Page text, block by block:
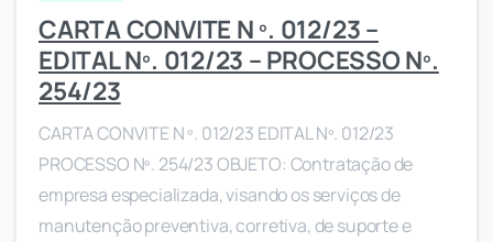
CARTA CONVITE N º. 012/23 –
EDITAL Nº. 012/23 – PROCESSO Nº.
254/23
CARTA CONVITE N º. 012/23 EDITAL Nº. 012/23
PROCESSO Nº. 254/23 OBJETO: Contratação de
empresa especializada, visando os serviços de
manutenção preventiva, corretiva, de suporte e